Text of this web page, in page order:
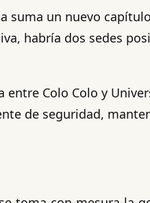
suma un nuevo
habría dos sedes
entre Colo Colo y
de seguridad,